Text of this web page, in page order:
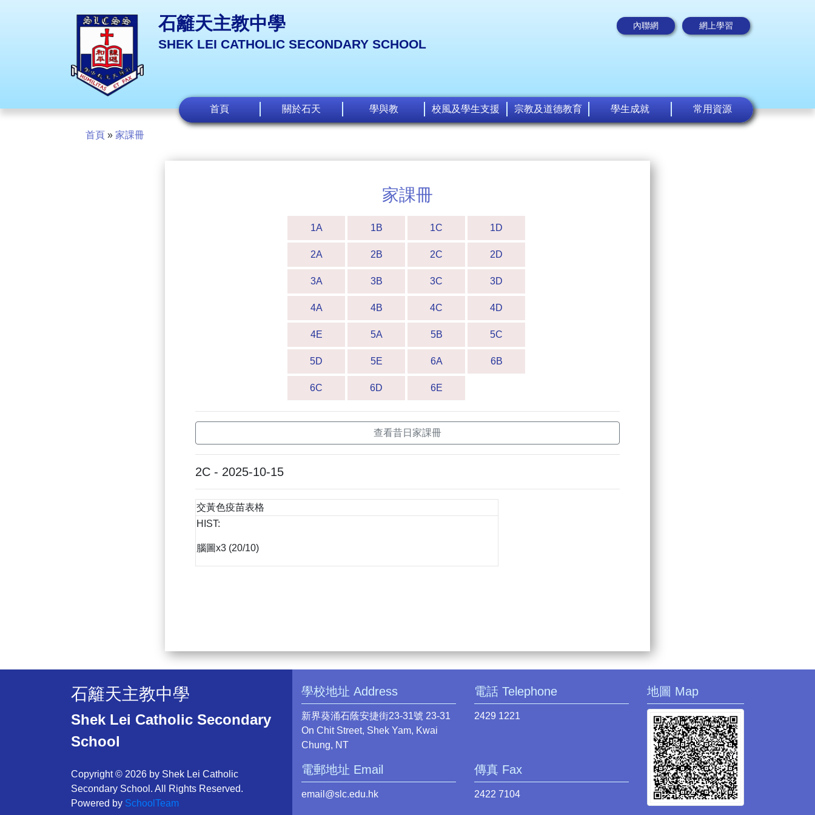
石籬天主教中學
SHEK LEI CATHOLIC SECONDARY SCHOOL
內聯網 網上學習
首頁 關於石天 學與教 校風及學生支援 宗教及道德教育 學生成就 常用資源
首頁 » 家課冊
家課冊
1A 1B 1C 1D
2A 2B 2C 2D
3A 3B 3C 3D
4A 4B 4C 4D
4E 5A 5B 5C
5D 5E 6A 6B
6C 6D 6E
查看昔日家課冊
2C - 2025-10-15
交黃色疫苗表格
HIST:
腦圖x3 (20/10)
石籬天主教中學
Shek Lei Catholic Secondary
School
Copyright © 2026 by Shek Lei Catholic
Secondary School. All Rights Reserved.
Powered by SchoolTeam
學校地址 Address
新界葵涌石蔭安捷街23-31號 23-31
On Chit Street, Shek Yam, Kwai
Chung, NT
電話 Telephone
2429 1221
電郵地址 Email
email@slc.edu.hk
傳真 Fax
2422 7104
地圖 Map